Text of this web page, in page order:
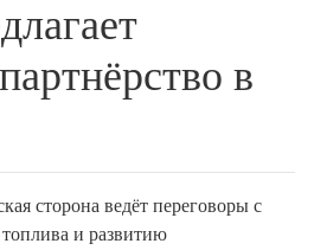
в
сторона ведёт переговоры с
и развитию